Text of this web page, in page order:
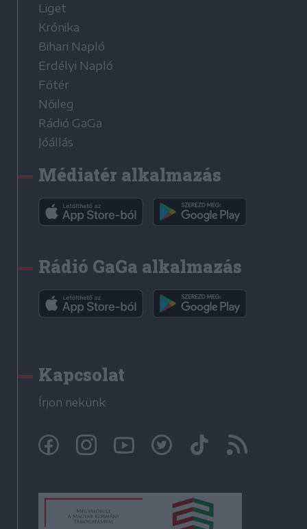
Liget
Krónika
Bihari Napló
Erdélyi Napló
Főtér
Nőileg
Rádió GaGa
Jóállás
Médiatér alkalmazás
Rádió GaGa alkalmazás
Kapcsolat
Írjon nekünk